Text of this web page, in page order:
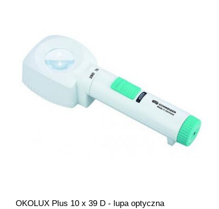
OKOLUX Plus 10 x 39 D - lupa optyczna